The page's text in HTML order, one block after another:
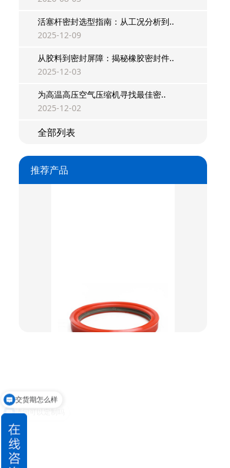
活塞杆密封选型指南：从工况分析到..
2025-12-09
从胶料到密封屏障：揭秘橡胶密封件..
2025-12-03
为高温高压空气压缩机寻找最佳密..
2025-12-02
全部列表
推荐产品
阶梯组合封
星型双O组合
阶梯组合封
请问可以定制吗